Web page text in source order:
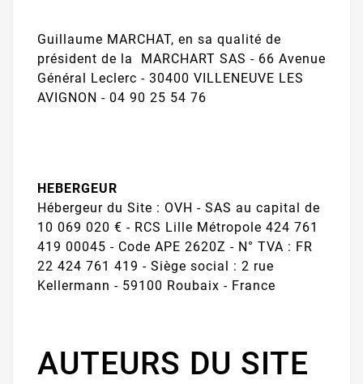
Guillaume MARCHAT, en sa qualité de
président de la MARCHART SAS - 66 Avenue
Général Leclerc - 30400 VILLENEUVE LES
AVIGNON - 04 90 25 54 76
HEBERGEUR
Hébergeur du Site : OVH - SAS au capital de
10 069 020 € - RCS Lille Métropole 424 761
419 00045 - Code APE 2620Z - N° TVA : FR
22 424 761 419 - Siège social : 2 rue
Kellermann - 59100 Roubaix - France
AUTEURS DU SITE